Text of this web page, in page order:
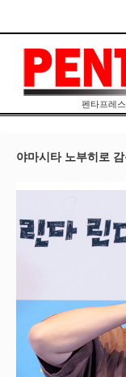
펜타프레
야마시타 노부히로